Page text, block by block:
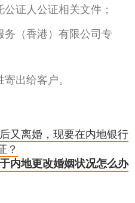
证人公证相关文件；
（香港）有限公司专
出给客户。
又离婚，现要在内地银行
？
内地更改婚姻状况怎么办